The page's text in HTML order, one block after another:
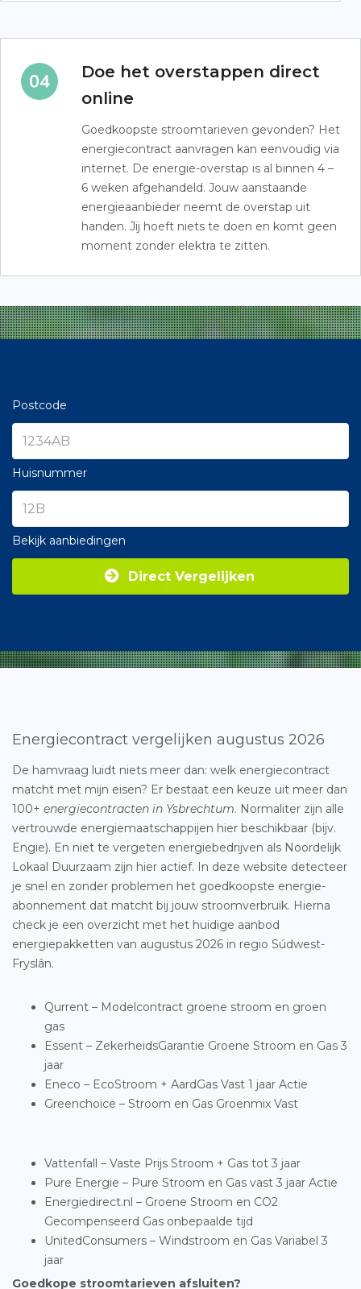
Doe het overstappen direct
online
Goedkoopste stroomtarieven gevonden? Het
energiecontract aanvragen kan eenvoudig via
internet. De energie-overstap is al binnen 4 –
6 weken afgehandeld. Jouw aanstaande
energieaanbieder neemt de overstap uit
handen. Jij hoeft niets te doen en komt geen
moment zonder elektra te zitten.
Postcode
Huisnummer
Bekijk aanbiedingen
Direct Vergelijken
Energiecontract vergelijken augustus 2026
De hamvraag luidt niets meer dan: welk energiecontract
matcht met mijn eisen? Er bestaat een keuze uit meer dan
100+ energiecontracten in Ysbrechtum. Normaliter zijn alle
vertrouwde energiemaatschappijen hier beschikbaar (bijv.
Engie). En niet te vergeten energiebedrijven als Noordelijk
Lokaal Duurzaam zijn hier actief. In deze website detecteer
je snel en zonder problemen het goedkoopste energie-
abonnement dat matcht bij jouw stroomverbruik. Hierna
check je een overzicht met het huidige aanbod
energiepakketten van augustus 2026 in regio Súdwest-
Fryslân.
Qurrent – Modelcontract groene stroom en groen
gas
Essent – ZekerheidsGarantie Groene Stroom en Gas 3
jaar
Eneco – EcoStroom + AardGas Vast 1 jaar Actie
Greenchoice – Stroom en Gas Groenmix Vast
Vattenfall – Vaste Prijs Stroom + Gas tot 3 jaar
Pure Energie – Pure Stroom en Gas vast 3 jaar Actie
Energiedirect.nl – Groene Stroom en CO2
Gecompenseerd Gas onbepaalde tijd
UnitedConsumers – Windstroom en Gas Variabel 3
jaar
Goedkope stroomtarieven afsluiten?